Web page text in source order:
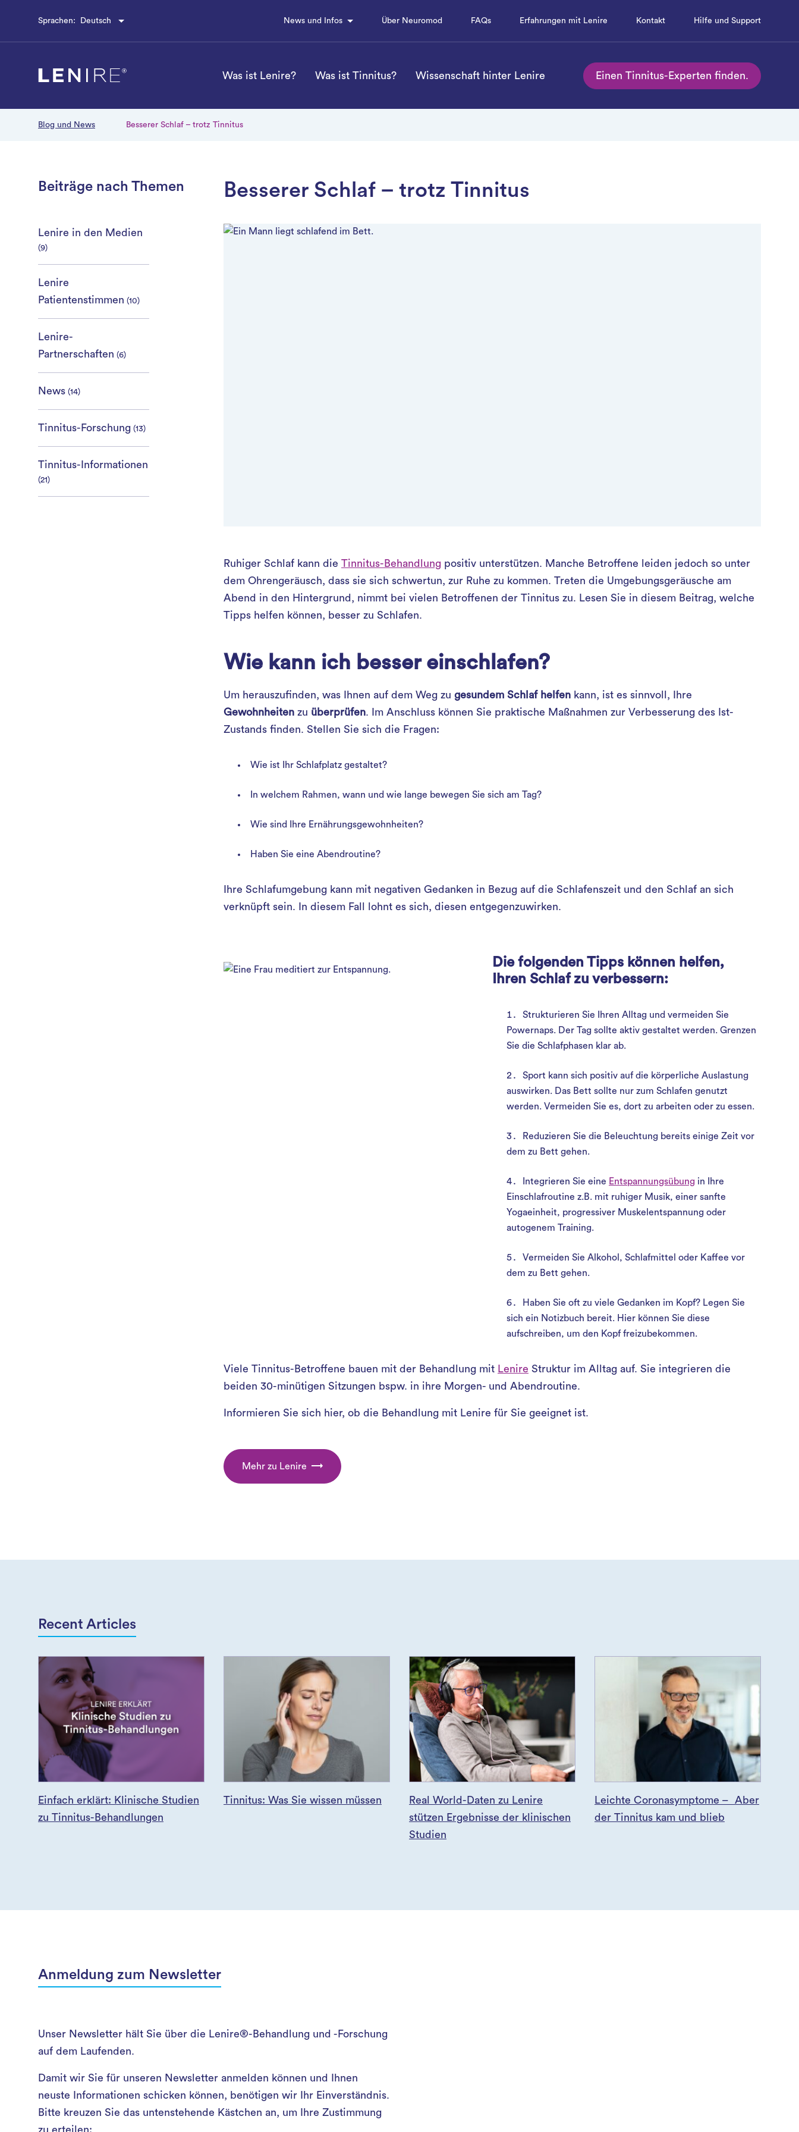
Sprachen: Deutsch News und Infos Über Neuromod FAQs Erfahrungen mit Lenire Kontakt Hilfe und Support
Was ist Lenire? Was ist Tinnitus? Wissenschaft hinter Lenire Einen Tinnitus-Experten finden.
Blog und News Besserer Schlaf – trotz Tinnitus
Beiträge nach Themen
Lenire in den Medien
(9)
Lenire
Patientenstimmen (10)
Lenire-
Partnerschaften (6)
News (14)
Tinnitus-Forschung (13)
Tinnitus-Informationen
(21)
Besserer Schlaf – trotz Tinnitus
Ruhiger Schlaf kann die Tinnitus-Behandlung positiv unterstützen. Manche Betroffene leiden jedoch so unter
dem Ohrengeräusch, dass sie sich schwertun, zur Ruhe zu kommen. Treten die Umgebungsgeräusche am
Abend in den Hintergrund, nimmt bei vielen Betroffenen der Tinnitus zu. Lesen Sie in diesem Beitrag, welche
Tipps helfen können, besser zu Schlafen.
Wie kann ich besser einschlafen?
Um herauszufinden, was Ihnen auf dem Weg zu gesundem Schlaf helfen kann, ist es sinnvoll, Ihre
Gewohnheiten zu überprüfen . Im Anschluss können Sie praktische Maßnahmen zur Verbesserung des Ist-
Zustands finden. Stellen Sie sich die Fragen:
Wie ist Ihr Schlafplatz gestaltet?
In welchem Rahmen, wann und wie lange bewegen Sie sich am Tag?
Wie sind Ihre Ernährungsgewohnheiten?
Haben Sie eine Abendroutine?
Ihre Schlafumgebung kann mit negativen Gedanken in Bezug auf die Schlafenszeit und den Schlaf an sich
verknüpft sein. In diesem Fall lohnt es sich, diesen entgegenzuwirken.
Die folgenden Tipps können helfen,
Ihren Schlaf zu verbessern:
Strukturieren Sie Ihren Alltag und vermeiden Sie
Powernaps. Der Tag sollte aktiv gestaltet werden. Grenzen
Sie die Schlafphasen klar ab.
Sport kann sich positiv auf die körperliche Auslastung
auswirken. Das Bett sollte nur zum Schlafen genutzt
werden. Vermeiden Sie es, dort zu arbeiten oder zu essen.
Reduzieren Sie die Beleuchtung bereits einige Zeit vor
dem zu Bett gehen.
Integrieren Sie eine Entspannungsübung in Ihre
Einschlafroutine z.B. mit ruhiger Musik, einer sanfte
Yogaeinheit, progressiver Muskelentspannung oder
autogenem Training.
Vermeiden Sie Alkohol, Schlafmittel oder Kaffee vor
dem zu Bett gehen.
Haben Sie oft zu viele Gedanken im Kopf? Legen Sie
sich ein Notizbuch bereit. Hier können Sie diese
aufschreiben, um den Kopf freizubekommen.
Viele Tinnitus-Betroffene bauen mit der Behandlung mit Lenire Struktur im Alltag auf. Sie integrieren die
beiden 30-minütigen Sitzungen bspw. in ihre Morgen- und Abendroutine.
Informieren Sie sich hier, ob die Behandlung mit Lenire für Sie geeignet ist.
Mehr zu Lenire
Recent Articles
Einfach erklärt: Klinische Studien
zu Tinnitus-Behandlungen
Tinnitus: Was Sie wissen müssen
Real World-Daten zu Lenire
stützen Ergebnisse der klinischen
Studien
Leichte Coronasymptome – Aber
der Tinnitus kam und blieb
Anmeldung zum Newsletter
Unser Newsletter hält Sie über die Lenire®-Behandlung und -Forschung
auf dem Laufenden.
Damit wir Sie für unseren Newsletter anmelden können und Ihnen
neuste Informationen schicken können, benötigen wir Ihr Einverständnis.
Bitte kreuzen Sie das untenstehende Kästchen an, um Ihre Zustimmung
zu erteilen: